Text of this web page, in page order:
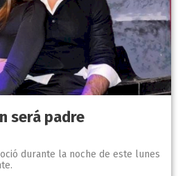
será padre
durante la noche de este lunes